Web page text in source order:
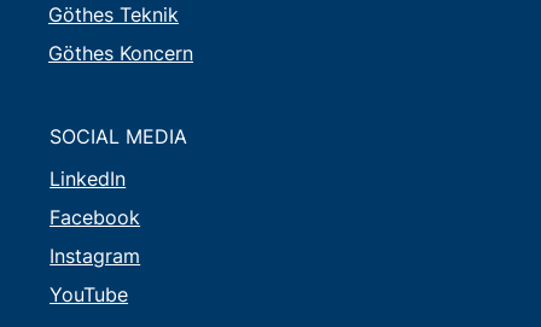
Göthes Teknik
Göthes Koncern
SOCIAL MEDIA
LinkedIn
Facebook
Instagram
YouTube